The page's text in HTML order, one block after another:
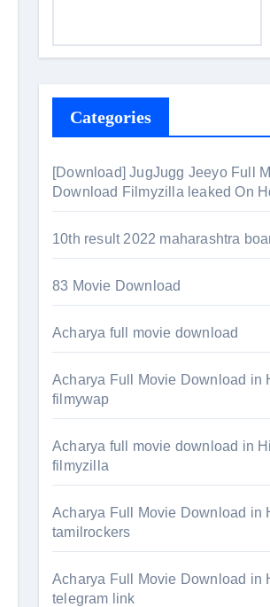
Categories
[Download] JugJugg Jeeyo Full
Download Filmyzilla leaked On
10th result 2022 maharashtra
83 Movie Download
Acharya full movie download
Acharya Full Movie Download in
filmywap
Acharya full movie download in
filmyzilla
Acharya Full Movie Download in
tamilrockers
Acharya Full Movie Download in
telegram link